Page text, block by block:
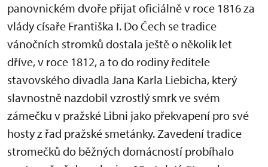
panovnickém dvoře přijat oficiálně v roce 1816 za
vlády císaře Františka I. Do Čech se tradice
vánočních stromků dostala ještě o několik let
dříve, v roce 1812, a to do rodiny ředitele
stavovského divadla Jana Karla Liebicha, který
slavnostně nazdobil vzrostlý smrk ve svém
zámečku v pražské Libni jako překvapení pro své
hosty z řad pražské smetánky. Zavedení tradice
stromečků do běžných domácností probíhalo